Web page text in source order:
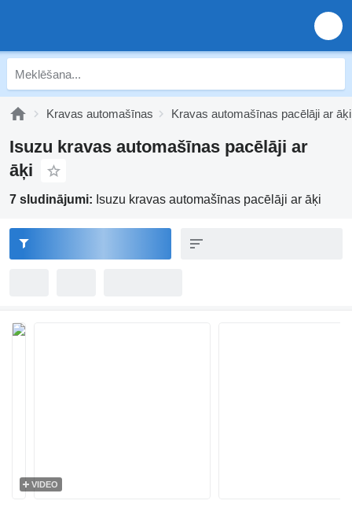
Kravas automašīnas Kravas automašīnas pacēlāji ar āķi
Isuzu kravas automašīnas pacēlāji ar
āķi
7 sludinājumi: Isuzu kravas automašīnas pacēlāji ar āķi
VIDEO